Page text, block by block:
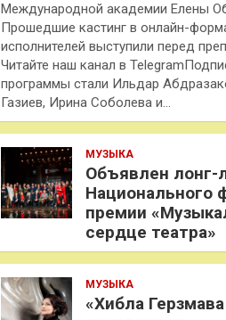
Международной академии Елены
Прошедшие кастинг в онлайн-
исполнителей выступили перед
Читайте наш канал в
программы стали Ильдар
Газиев, Ирина Соболева и…
МУЗЫКА
Объявлен лонг-
Национального
премии
сердце театра»
МУЗЫКА
«Хибла Герзмава